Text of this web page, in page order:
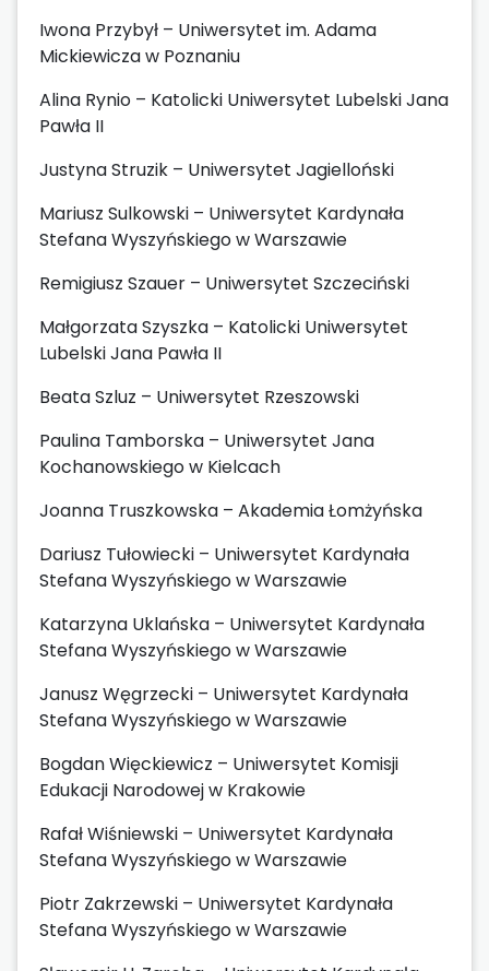
Iwona Przybył – Uniwersytet im. Adama
Mickiewicza w Poznaniu
Alina Rynio – Katolicki Uniwersytet Lubelski Jana
Pawła II
Justyna Struzik – Uniwersytet Jagielloński
Mariusz Sulkowski – Uniwersytet Kardynała
Stefana Wyszyńskiego w Warszawie
Remigiusz Szauer – Uniwersytet Szczeciński
Małgorzata Szyszka – Katolicki Uniwersytet
Lubelski Jana Pawła II
Beata Szluz – Uniwersytet Rzeszowski
Paulina Tamborska – Uniwersytet Jana
Kochanowskiego w Kielcach
Joanna Truszkowska – Akademia Łomżyńska
Dariusz Tułowiecki – Uniwersytet Kardynała
Stefana Wyszyńskiego w Warszawie
Katarzyna Uklańska – Uniwersytet Kardynała
Stefana Wyszyńskiego w Warszawie
Janusz Węgrzecki – Uniwersytet Kardynała
Stefana Wyszyńskiego w Warszawie
Bogdan Więckiewicz – Uniwersytet Komisji
Edukacji Narodowej w Krakowie
Rafał Wiśniewski – Uniwersytet Kardynała
Stefana Wyszyńskiego w Warszawie
Piotr Zakrzewski – Uniwersytet Kardynała
Stefana Wyszyńskiego w Warszawie